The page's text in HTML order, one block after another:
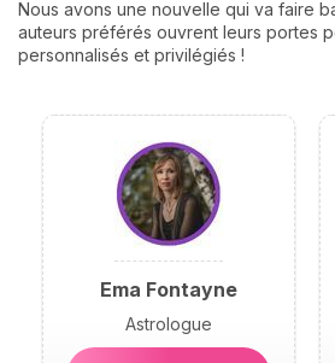
Nous avons une nouvelle qui va faire
auteurs préférés ouvrent leurs portes
personnalisés et privilégiés !
Ema Fontayne
Astrologue